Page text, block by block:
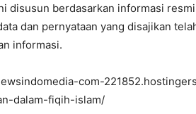
disusun berdasarkan informasi
dan pernyataan yang disajikan
informasi.
com-
dalam-fiqih-islam/